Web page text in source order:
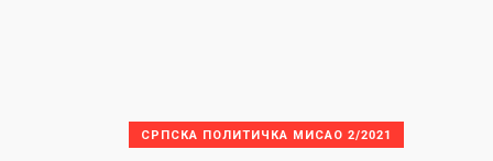
СРПСКА ПОЛИТИЧКА МИСАО 2/2021